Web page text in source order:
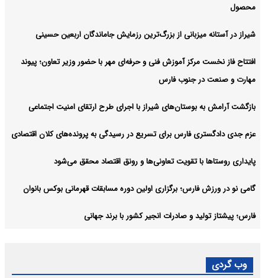
محصول
شیراز در آستانه میزبانی از بزرگ‌ترین رزمایش جاماندگان اربعین حسینی
افتتاح فاز نخست مرکز آموزش فنی و حرفه‌ای مهر با حضور وزیر تعاون؛ پیوند
مهارت و صنعت در جنوب فارس
بازگشت آرامش به بوستان‌های شیراز با اجرای طرح ارتقای امنیت اجتماعی
عزم جدی دادگستری فارس برای تسریع در رسیدگی به پرونده‌های کلان اقتصادی
پایداری روستاها با تقویت تعاونی‌ها و رونق اقتصاد محقق می‌شود
گامی نو در ورزش فارس؛ برگزاری اولین دوره مسابقات قهرمانی بوکس بانوان
فارس؛ پیشتاز تولید و صادرات انجیر کشور با برند جهانی
وب گردی